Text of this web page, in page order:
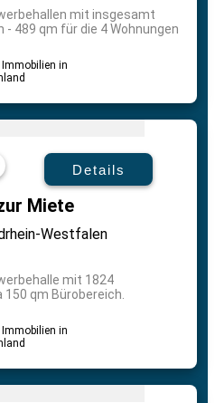
mit insgesamt
489 qm für die 4 Wohnungen
in
Details
Miete
Westfalen
mit 1824
qm Bürobereich.
in